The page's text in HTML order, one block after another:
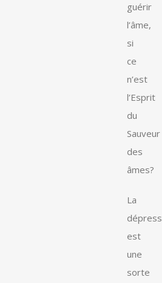
guérir
l’âme,
si
ce
n’est
l’Esprit
du
Sauveur
des
âmes?
La
est
une
sorte